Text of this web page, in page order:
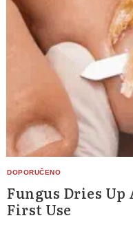
Fungus Dries
First Use